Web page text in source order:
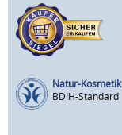
Natur-Kosmetik
BDIH-Standard